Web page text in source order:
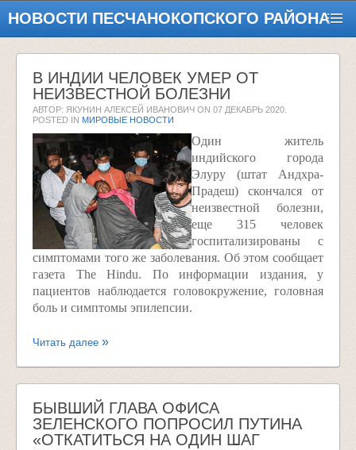
НОВОСТИ ПЕСЧАНОКОПСКОГО РАЙОНА
В ИНДИИ ЧЕЛОВЕК УМЕР ОТ
НЕИЗВЕСТНОЙ БОЛЕЗНИ
АВТОР: ЯКУНИН АЛЕКСЕЙ ИВАНОВИЧ ON 07 ДЕКАБРЬ 2020
POSTED IN МИРОВЫЕ НОВОСТИ
Один житель
индийского города
Элуру (штат Андхра-
Прадеш) скончался от
неизвестной болезни,
еще 315 человек
госпитализированы с
симптомами того же заболевания. Об этом сообщает
газета The Hindu. По информации издания, у
пациентов наблюдается головокружение, головная
боль и симптомы эпилепсии.
Читать далее
БЫВШИЙ ГЛАВА ОФИСА
ЗЕЛЕНСКОГО ПОПРОСИЛ ПУТИНА
«ОТКАТИТЬСЯ НА ОДИН ШАГ